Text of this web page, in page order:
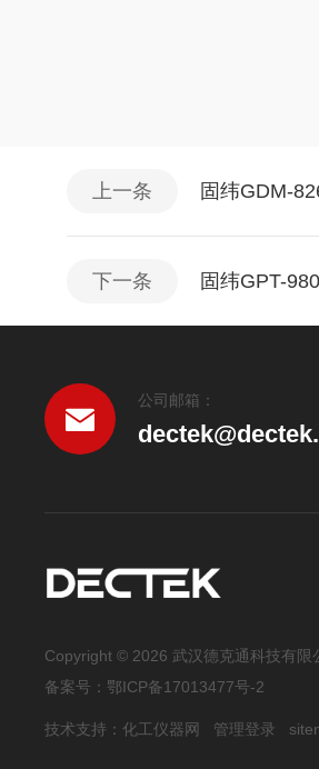
上一条 固纬GDM-
下一条 固纬GPT-
公司邮箱：
Copyright © 2026 武汉德克通科技有限
备案号： 鄂ICP备17013477号-2
技术支持：化工仪器网 管理登录